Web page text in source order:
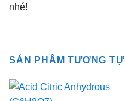
nhé!
SẢN PHẨM TƯƠNG TỰ